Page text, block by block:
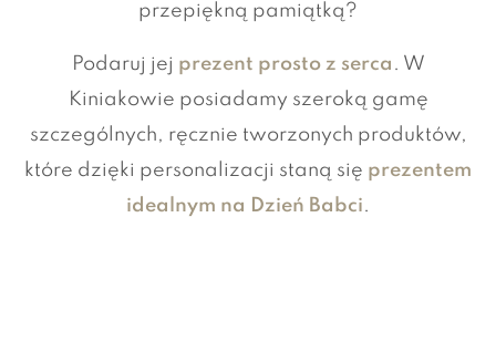
przepiękną pamiątką?
Podaruj jej prezent prosto z serca . W
Kiniakowie posiadamy szeroką gamę
szczególnych, ręcznie tworzonych produktów,
które dzięki personalizacji staną się prezentem
idealnym na Dzień Babci.